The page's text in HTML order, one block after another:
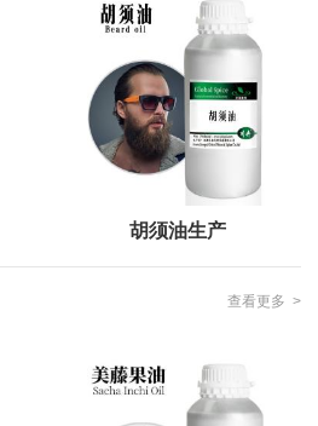
胡须油生产
查看更多 >